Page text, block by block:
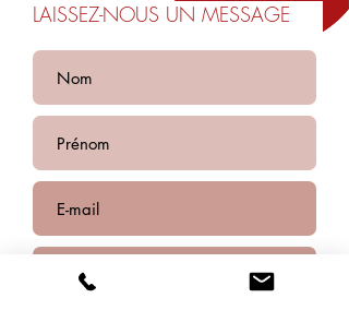
LAISSEZ-NOUS UN MESSAGE